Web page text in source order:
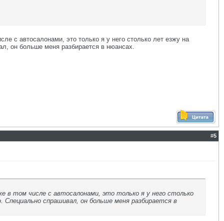
с автосалонами, это только я у него столько лет езжу на
он больше меня разбирается в нюансах.
#5
том числе с автосалонами, это только я у него столько
спрашивал, он больше меня разбирается в